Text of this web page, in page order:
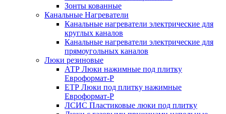
Зонты кованные
Канальные Нагреватели
Канальные нагреватели электрические для
круглых каналов
Канальные нагреватели электрические для
прямоугольных каналов
Люки резиновые
АТР Люки нажимные под плитку
Евроформат-Р
ЕТР Люки под плитку нажимные
Евроформат-Р
ЛСИС Пластиковые люки под плитку